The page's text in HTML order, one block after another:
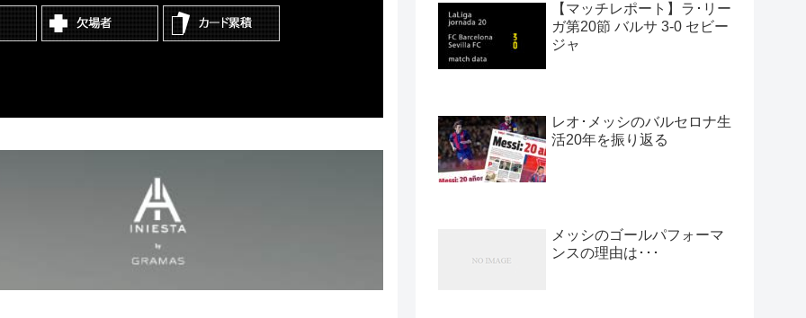
【マッチレポート】ラ･リー
ガ第20節 バルサ 3-0 セビー
ジャ
レオ･メッシのバルセロナ生
活20年を振り返る
メッシのゴールパフォーマ
ンスの理由は･･･